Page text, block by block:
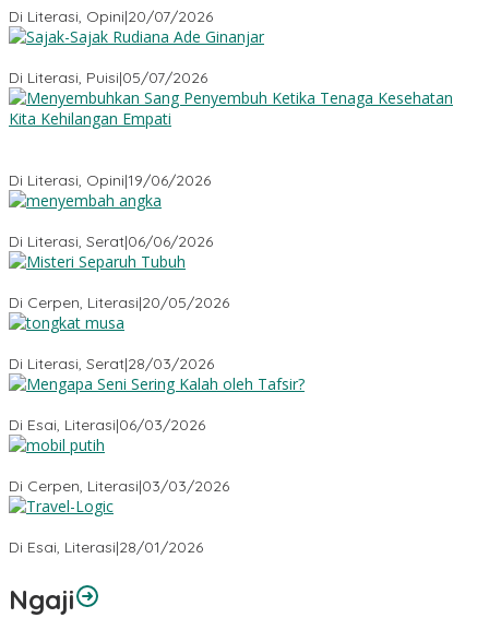
Di Literasi, Opini|20/07/2026
Di Literasi, Puisi|05/07/2026
Di Literasi, Opini|19/06/2026
Di Literasi, Serat|06/06/2026
Di Cerpen, Literasi|20/05/2026
Di Literasi, Serat|28/03/2026
Di Esai, Literasi|06/03/2026
Di Cerpen, Literasi|03/03/2026
Di Esai, Literasi|28/01/2026
Ngaji